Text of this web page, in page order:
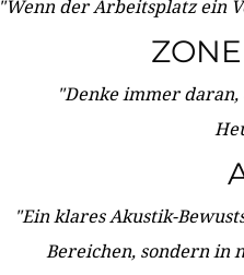
"Wenn der Arbeitsplatz ein
"Denke immer
"Ein klares Akustik-
Bereichen, sondern in